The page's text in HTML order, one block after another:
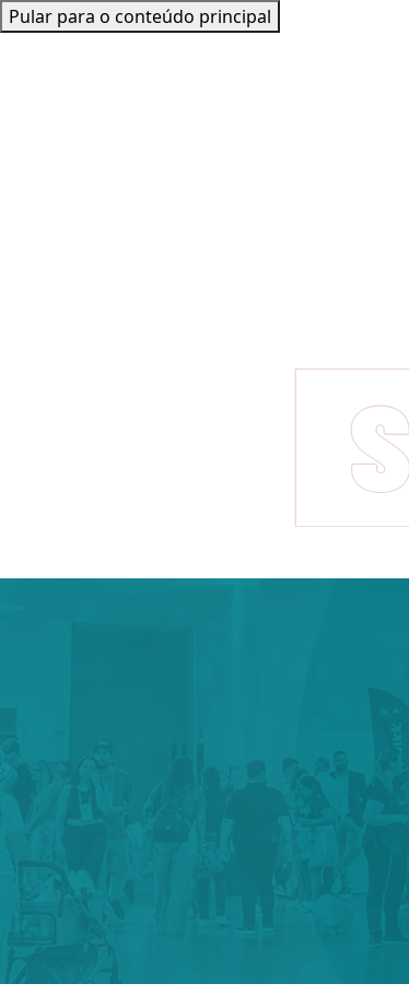
Pular para o conteúdo principal